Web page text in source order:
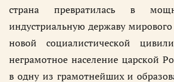
страна превратилась в
индустриальную державу
новой социалистической
неграмотное население царской
в одну из грамотнейших и